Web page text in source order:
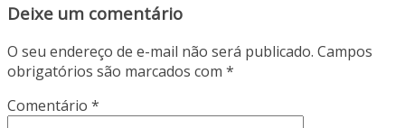
Deixe um comentário
O seu endereço de e-mail não será publicado. Campos
obrigatórios são marcados com *
Comentário *